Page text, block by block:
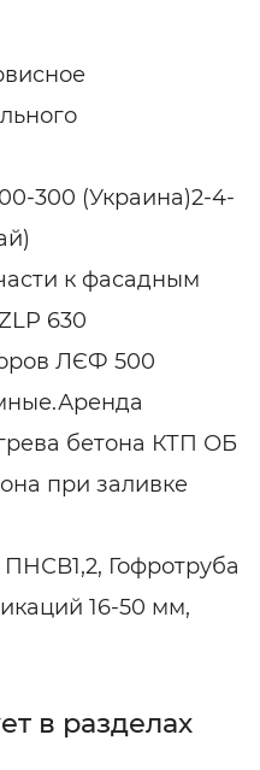
300 (Украина)2-4-
к фасадным
630
ЛЄФ 500
бетона КТП ОБ
при заливке
Гофротруба
16-50 мм,
в разделах